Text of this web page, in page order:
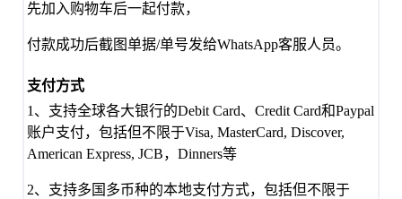
先加入购物车后一起付款，
付款成功后截图单据/单号发给WhatsApp客服人员。
支付方式
1、支持全球各大银行的Debit Card、Credit Card和Paypal
账户支付，包括但不限于Visa, MasterCard, Discover,
American Express, JCB，Dinners等
2、支持多国多币种的本地支付方式，包括但不限于